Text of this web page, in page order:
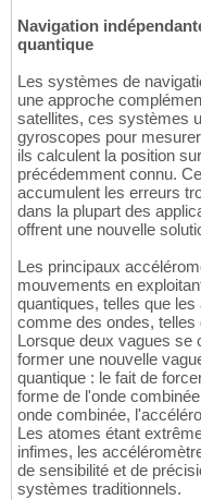
Navigation
quantique
Les systèmes de
une approche
satellites, ces systèmes
gyroscopes pour
ils calculent la position
précédemment connu.
accumulent les erreurs
dans la plupart des
offrent une nouvelle
Les principaux
mouvements en
quantiques, telles que
comme des ondes, telles
Lorsque deux vagues se
former une nouvelle
quantique : le fait de
forme de l'onde
onde combinée,
Les atomes étant
infimes, les
de sensibilité et de
systèmes traditionnels.